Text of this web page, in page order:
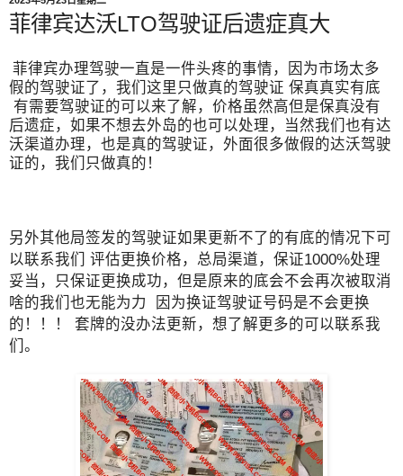
菲律宾达沃LTO驾驶证后遗症真大
菲律宾办理驾驶一直是一件头疼的事情，因为市场太多
假的驾驶证了，我们这里只做真的驾驶证 保真真实有底
有需要驾驶证的可以来了解，价格虽然高但是保真没有
后遗症，如果不想去外岛的也可以处理，当然我们也有达
沃渠道办理，也是真的驾驶证，外面很多做假的达沃驾驶
证的，我们只做真的！
另外其他局签发的驾驶证如果更新不了的有底的情况下可
以联系我们 评估更换价格，总局渠道，保证1000%处理
妥当，只保证更换成功，但是原来的底会不会再次被取消
啥的我们也无能为力 因为换证驾驶证号码是不会更换
的！！！ 套牌的没办法更新，想了解更多的可以联系我
们。